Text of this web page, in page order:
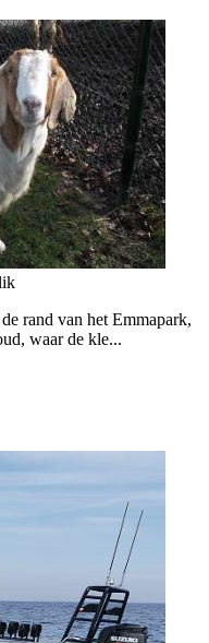
rand van het Emmapark,
waar de kle...